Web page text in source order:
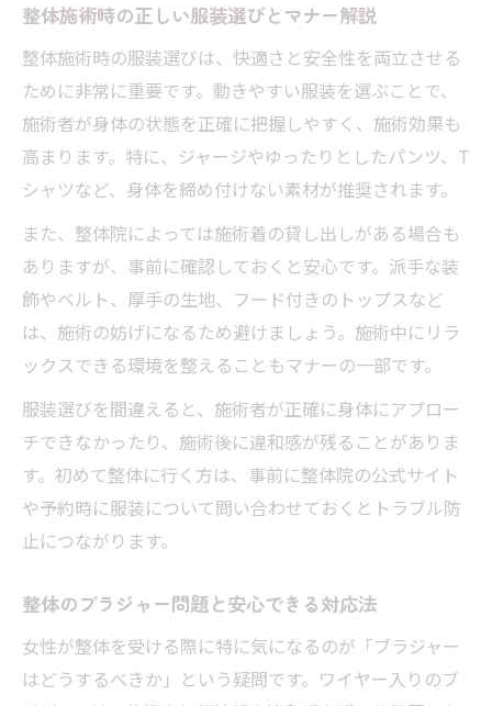
整体施術時の正しい服装選びとマナー解説
整体施術時の服装選びは、快適さと安全性を両立させる
ために非常に重要です。動きやすい服装を選ぶことで、
施術者が身体の状態を正確に把握しやすく、施術効果も
高まります。特に、ジャージやゆったりとしたパンツ、T
シャツなど、身体を締め付けない素材が推奨されます。
また、整体院によっては施術着の貸し出しがある場合も
ありますが、事前に確認しておくと安心です。派手な装
飾やベルト、厚手の生地、フード付きのトップスなど
は、施術の妨げになるため避けましょう。施術中にリラ
ックスできる環境を整えることもマナーの一部です。
服装選びを間違えると、施術者が正確に身体にアプロー
チできなかったり、施術後に違和感が残ることがありま
す。初めて整体に行く方は、事前に整体院の公式サイト
や予約時に服装について問い合わせておくとトラブル防
止につながります。
整体のブラジャー問題と安心できる対応法
女性が整体を受ける際に特に気になるのが「ブラジャー
はどうするべきか」という疑問です。ワイヤー入りのブ